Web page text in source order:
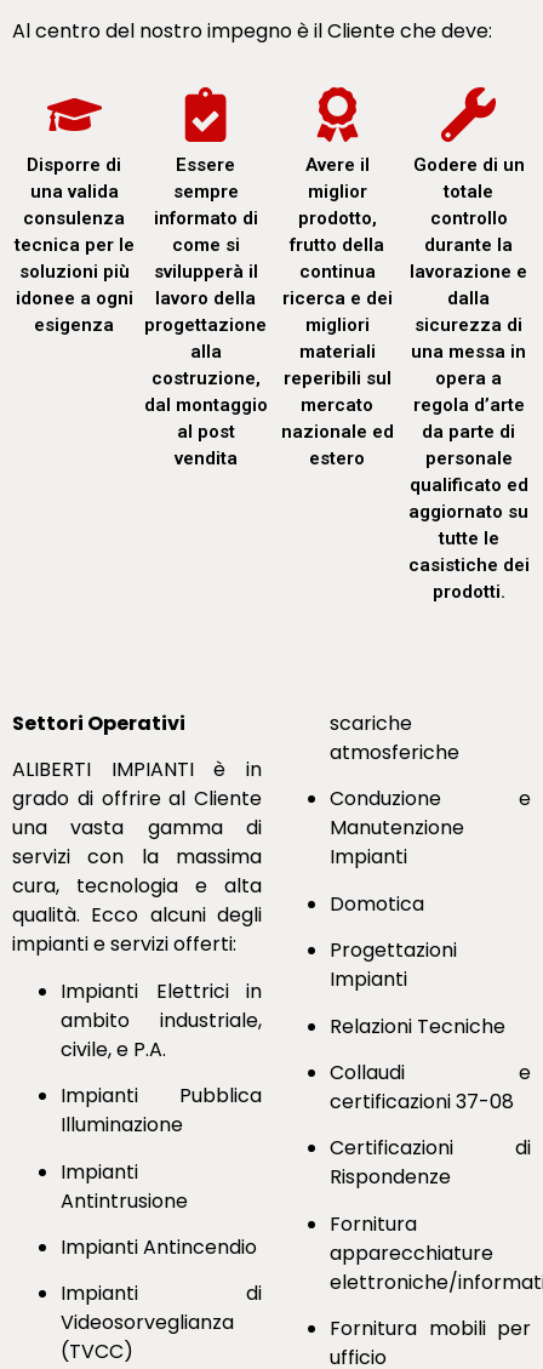
Al centro del nostro impegno è il Cliente che deve:
Disporre di
una valida
consulenza
tecnica per le
soluzioni più
idonee a ogni
esigenza
Essere
sempre
informato di
come si
svilupperà il
lavoro della
progettazione
alla
costruzione,
dal montaggio
al post
vendita
Avere il
miglior
prodotto,
frutto della
continua
ricerca e dei
migliori
materiali
reperibili sul
mercato
nazionale ed
estero
Godere di un
totale
controllo
durante la
lavorazione e
dalla
sicurezza di
una messa in
opera a
regola d’arte
da parte di
personale
qualificato ed
aggiornato su
tutte le
casistiche dei
prodotti.
Settori Operativi
ALIBERTI IMPIANTI è in
grado di offrire al Cliente
una vasta gamma di
servizi con la massima
cura, tecnologia e alta
qualità. Ecco alcuni degli
impianti e servizi offerti:
Impianti Elettrici in
ambito industriale,
civile, e P.A.
Impianti Pubblica
Illuminazione
Impianti
Antintrusione
Impianti Antincendio
Impianti di
Videosorveglianza
(TVCC)
scariche
atmosferiche
Conduzione e
Manutenzione
Impianti
Domotica
Progettazioni
Impianti
Relazioni Tecniche
Collaudi e
certificazioni 37-08
Certificazioni di
Rispondenze
Fornitura
apparecchiature
elettroniche/
Fornitura mobili per
ufficio